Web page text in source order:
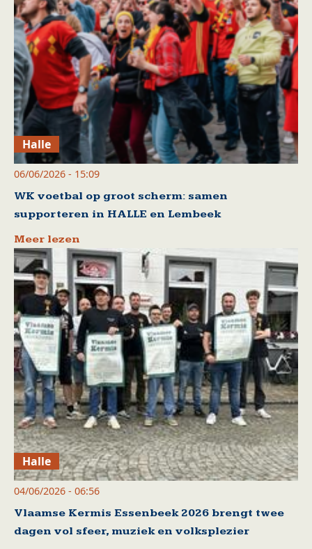
Halle
06/06/2026 - 15:09
WK voetbal op groot scherm: samen
supporteren in HALLE en Lembeek
Meer lezen
Halle
04/06/2026 - 06:56
Vlaamse Kermis Essenbeek 2026 brengt twee
dagen vol sfeer, muziek en volksplezier